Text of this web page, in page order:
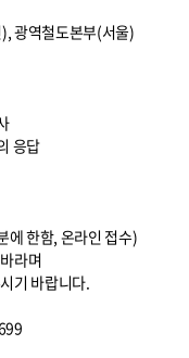
광역철도본부(서울)
응답
한함, 온라인 접수)
라며
기 바랍니다.